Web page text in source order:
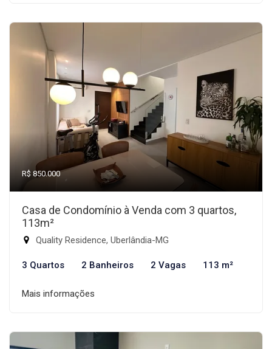
R$ 850.000
Casa de Condomínio à Venda com 3 quartos,
113m²
Quality Residence, Uberlândia-MG
3 Quartos 2 Banheiros 2 Vagas 113 m²
Mais informações